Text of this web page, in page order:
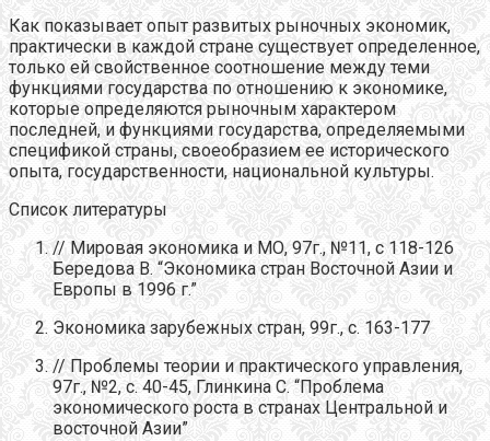
Как показывает опыт развитых рыночных экономик,
практически в каждой стране существует определенное,
только ей свойственное соотношение между теми
функциями государства по отношению к экономике,
которые определяются рыночным характером
последней, и функциями государства, определяемыми
спецификой страны, своеобразием ее исторического
опыта, государственности, национальной культуры.
Список литературы
// Мировая экономика и МО, 97г., №11, с 118-126
Бередова В. “Экономика стран Восточной Азии и
Европы в 1996 г.”
Экономика зарубежных стран, 99г., с. 163-177
// Проблемы теории и практического управления,
97г., №2, с. 40-45, Глинкина С. “Проблема
экономического роста в странах Центральной и
восточной Азии”